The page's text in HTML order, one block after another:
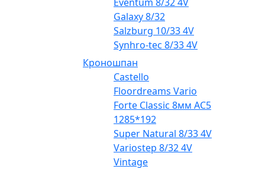
Galaxy 8/32
Salzburg 10/33 4V
Synhro-tec 8/33 4V
Кроношпан
Castello
Floordreams Vario
Forte Classic 8мм AC5
1285*192
Super Natural 8/33 4V
Variostep 8/32 4V
Vintage